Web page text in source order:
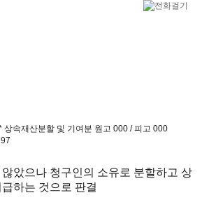
속재산분할 및 기여분 원고 000 / 피고 000
았으나 청구인의 소유로 분할하고 상
하는 것으로 판결